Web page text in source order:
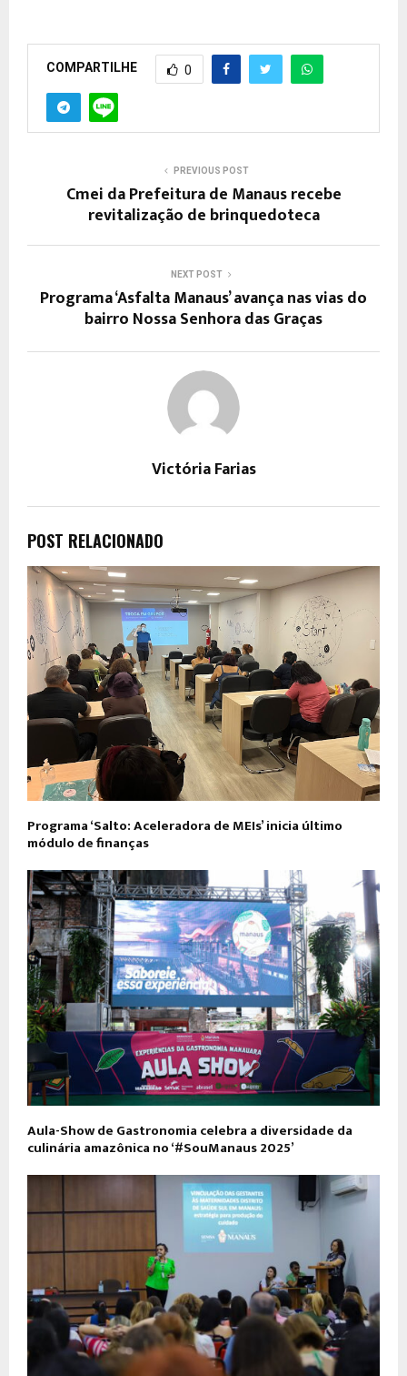
COMPARTILHE 0
PREVIOUS POST
Cmei da Prefeitura de Manaus recebe
revitalização de brinquedoteca
NEXT POST
Programa ‘Asfalta Manaus’ avança nas vias do
bairro Nossa Senhora das Graças
Victória Farias
POST RELACIONADO
Programa ‘Salto: Aceleradora de MEIs’ inicia último
módulo de finanças
Aula-Show de Gastronomia celebra a diversidade da
culinária amazônica no ‘#SouManaus 2025’